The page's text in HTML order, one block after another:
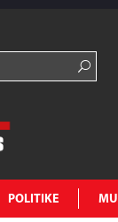
POLITIKE